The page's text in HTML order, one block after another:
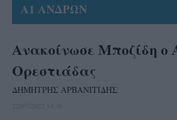
Α1 ΑΝΔΡΩΝ
Ανακοίνωσε Μποζίδη ο
Ορεστιάδας
ΔΗΜΗΤΡΗΣ ΑΡΒΑΝΙΤΙΔΗΣ